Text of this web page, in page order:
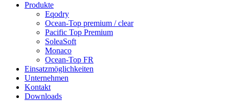
Produkte
Eqodry
Ocean-Top premium / clear
Pacific Top Premium
SoleaSoft
Monaco
Ocean-Top FR
Einsatzmöglichkeiten
Unternehmen
Kontakt
Downloads